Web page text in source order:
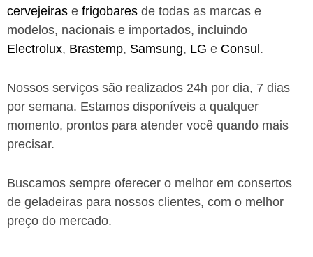
cervejeiras e frigobares de todas as marcas e
modelos, nacionais e importados, incluindo
Electrolux, Brastemp, Samsung, LG e Consul .
Nossos serviços são realizados 24h por dia, 7 dias
por semana. Estamos disponíveis a qualquer
momento, prontos para atender você quando mais
precisar.
Buscamos sempre oferecer o melhor em consertos
de geladeiras para nossos clientes, com o melhor
preço do mercado.